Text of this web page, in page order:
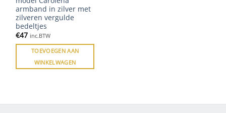
armband in zilver met
zilveren vergulde
bedeltjes
€47 inc.BTW
TOEVOEGEN AAN
WINKELWAGEN